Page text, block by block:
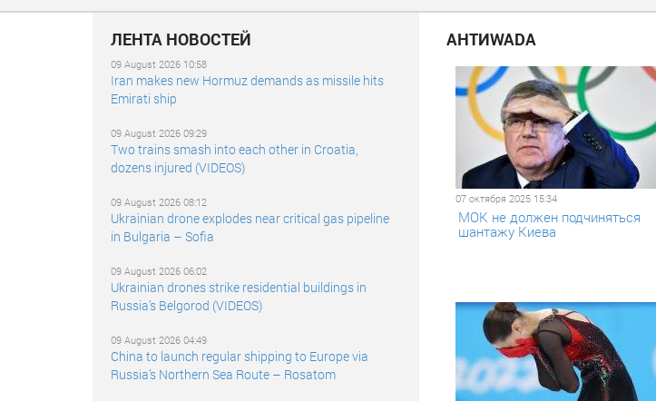
ЛЕНТА НОВОСТЕЙ
09 August 2026 10:58
Iran makes new Hormuz demands as missile hits
Emirati ship
09 August 2026 09:29
Two trains smash into each other in Croatia,
dozens injured (VIDEOS)
09 August 2026 08:12
Ukrainian drone explodes near critical gas pipeline
in Bulgaria – Sofia
09 August 2026 06:02
Ukrainian drones strike residential buildings in
Russia’s Belgorod (VIDEOS)
09 August 2026 04:49
China to launch regular shipping to Europe via
Russia’s Northern Sea Route – Rosatom
АНТИWADA
07 октября 2025 15:34
МОК не должен подчиняться
шантажу Киева